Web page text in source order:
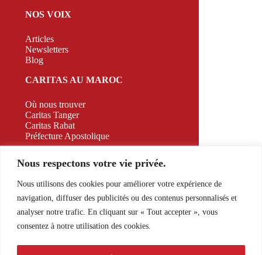
Nous respectons votre vie privée.
Nous utilisons des cookies pour améliorer votre expérience de
navigation, diffuser des publicités ou des contenus personnalisés et
analyser notre trafic. En cliquant sur « Tout accepter », vous
consentez à notre utilisation des cookies.
NOS VOIX
Articles
Newsletters
Blog
CARITAS AU MAROC
Où nous trouver
Caritas Tanger
Caritas Rabat
Préfecture Apostolique
526 Appt A2 RDC Bd. Allal El Fassi, Marrakech,
Morocco
E-mail:contact@caritasmaroc.com